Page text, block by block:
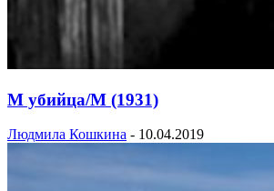
М убийца/М (1931)
Людмила Кошкина - 10.04.2019